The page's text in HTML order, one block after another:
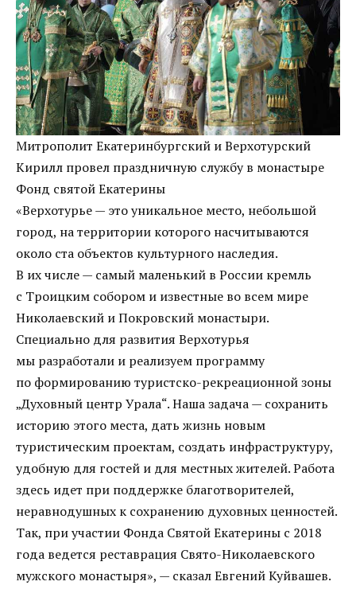
Митрополит Екатеринбургский и Верхотурский
Кирилл провел праздничную службу в монастыре
Фонд святой Екатерины
«Верхотурье — это уникальное место, небольшой
город, на территории которого насчитываются
около ста объектов культурного наследия.
В их числе — самый маленький в России кремль
с Троицким собором и известные во всем мире
Николаевский и Покровский монастыри.
Специально для развития Верхотурья
мы разработали и реализуем программу
по формированию туристско-рекреационной зоны
„Духовный центр Урала“. Наша задача — сохранить
историю этого места, дать жизнь новым
туристическим проектам, создать инфраструктуру,
удобную для гостей и для местных жителей. Работа
здесь идет при поддержке благотворителей,
неравнодушных к сохранению духовных ценностей.
Так, при участии Фонда Святой Екатерины с 2018
года ведется реставрация Свято-Николаевского
мужского монастыря», — сказал Евгений Куйвашев.